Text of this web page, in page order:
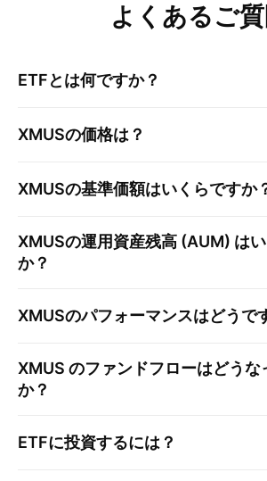
よくあるご
ETFとは何ですか？
XMUSの価格は？
XMUSの基準価額はいくらですか
XMUSの運用資産残高 (AUM) は
か？
XMUSのパフォーマンスはどうで
XMUS のファンドフローはどうな
か？
ETFに投資するには？